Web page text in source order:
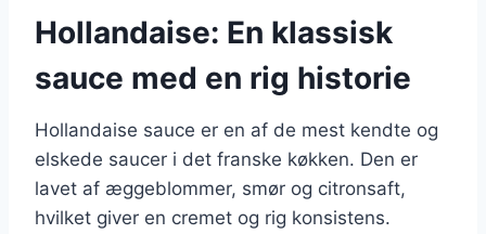
Hollandaise: En klassisk
sauce med en rig historie
Hollandaise sauce er en af de mest kendte og
elskede saucer i det franske køkken. Den er
lavet af æggeblommer, smør og citronsaft,
hvilket giver en cremet og rig konsistens.